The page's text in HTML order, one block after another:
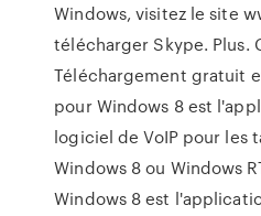
Windows, visitez le site
télécharger Skype. Plus.
Téléchargement gratuit
pour Windows 8 est
logiciel de VoIP pour les
Windows 8 ou Windows
Windows 8 est